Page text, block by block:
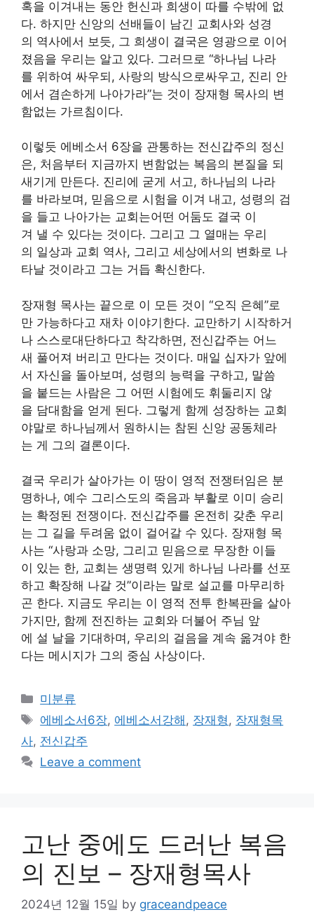
혹을 이겨내는 동안 헌신과 희생이 따를 수밖에 없
다. 하지만 신앙의 선배들이 남긴 교회사와 성경
의 역사에서 보듯, 그 희생이 결국은 영광으로 이어
졌음을 우리는 알고 있다. 그러므로 “하나님 나라
를 위하여 싸우되, 사랑의 방식으로싸우고, 진리 안
에서 겸손하게 나아가라”는 것이 장재형 목사의 변
함없는 가르침이다.
이렇듯 에베소서 6장을 관통하는 전신갑주의 정신
은, 처음부터 지금까지 변함없는 복음의 본질을 되
새기게 만든다. 진리에 굳게 서고, 하나님의 나라
를 바라보며, 믿음으로 시험을 이겨 내고, 성령의 검
을 들고 나아가는 교회는어떤 어둠도 결국 이
겨 낼 수 있다는 것이다. 그리고 그 열매는 우리
의 일상과 교회 역사, 그리고 세상에서의 변화로 나
타날 것이라고 그는 거듭 확신한다.
장재형 목사는 끝으로 이 모든 것이 “오직 은혜”로
만 가능하다고 재차 이야기한다. 교만하기 시작하거
나 스스로대단하다고 착각하면, 전신갑주는 어느
새 풀어져 버리고 만다는 것이다. 매일 십자가 앞에
서 자신을 돌아보며, 성령의 능력을 구하고, 말씀
을 붙드는 사람은 그 어떤 시험에도 휘둘리지 않
을 담대함을 얻게 된다. 그렇게 함께 성장하는 교회
야말로 하나님께서 원하시는 참된 신앙 공동체라
는 게 그의 결론이다.
결국 우리가 살아가는 이 땅이 영적 전쟁터임은 분
명하나, 예수 그리스도의 죽음과 부활로 이미 승리
는 확정된 전쟁이다. 전신갑주를 온전히 갖춘 우리
는 그 길을 두려움 없이 걸어갈 수 있다. 장재형 목
사는 “사랑과 소망, 그리고 믿음으로 무장한 이들
이 있는 한, 교회는 생명력 있게 하나님 나라를 선포
하고 확장해 나갈 것”이라는 말로 설교를 마무리하
곤 한다. 지금도 우리는 이 영적 전투 한복판을 살아
가지만, 함께 전진하는 교회와 더불어 주님 앞
에 설 날을 기대하며, 우리의 걸음을 계속 옮겨야 한
다는 메시지가 그의 중심 사상이다.
Categories
미분류
Tags
에베소서6장, 에베소서강해 , 장재형, 장재형목
사, 전신갑주
Leave a comment
고난 중에도 드러난 복음
의 진보 – 장재형목사
2024년 12월 15일 by graceandpeace